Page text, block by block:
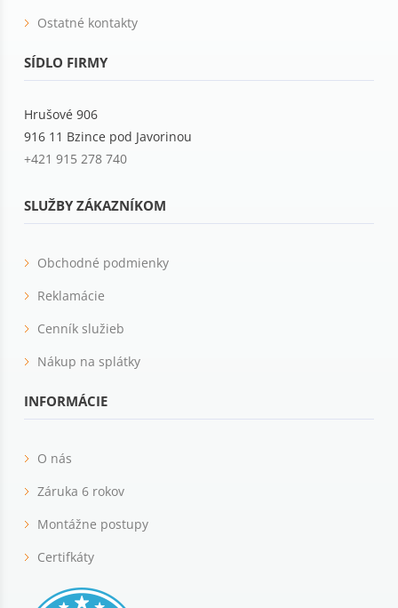
Ostatné kontakty
SÍDLO FIRMY
Hrušové 906
916 11 Bzince pod Javorinou
+421 915 278 740
SLUŽBY ZÁKAZNÍKOM
Obchodné podmienky
Reklamácie
Cenník služieb
Nákup na splátky
INFORMÁCIE
O nás
Záruka 6 rokov
Montážne postupy
Certifkáty